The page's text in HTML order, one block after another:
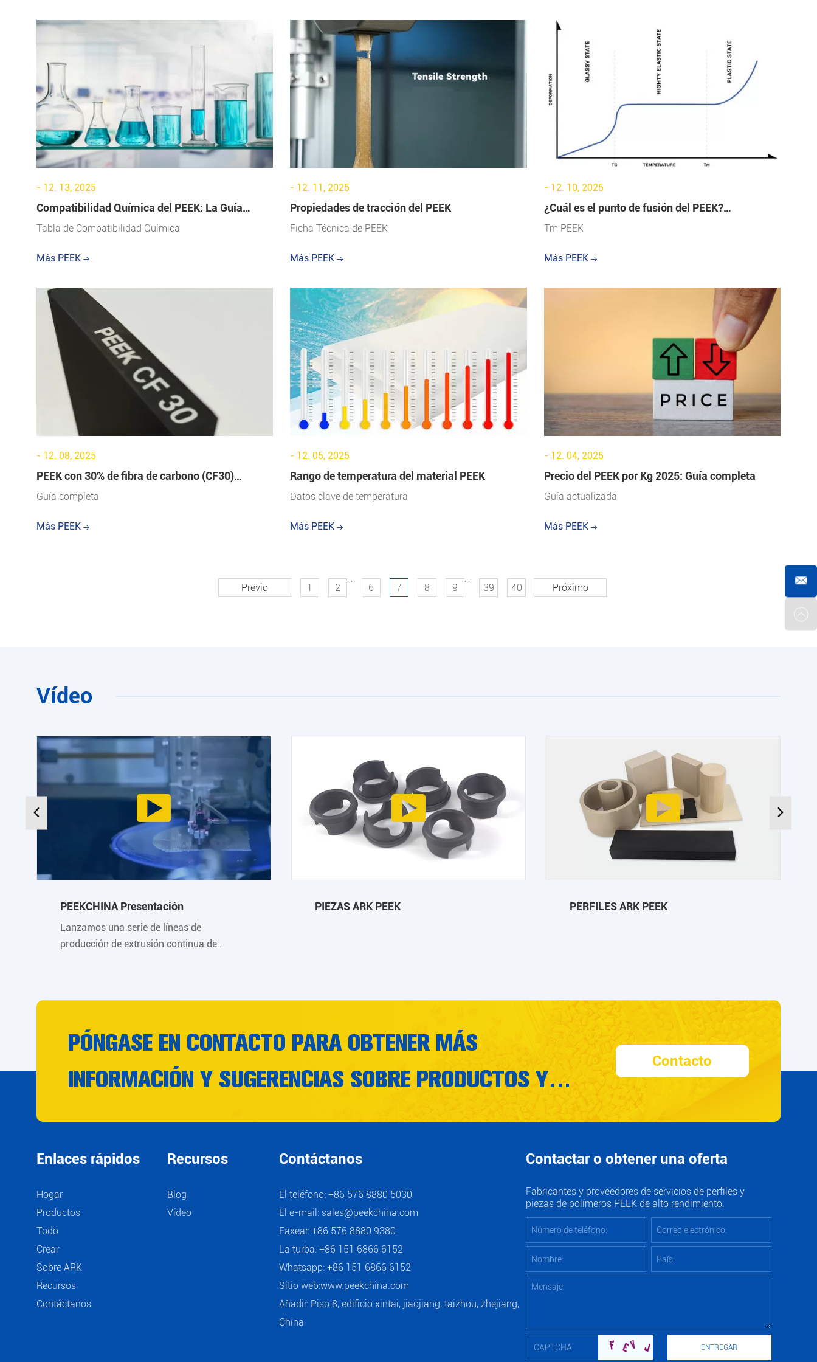
- 12. 13, 2025
Compatibilidad Química del PEEK: La Guía
Completa para Ingenieros
Tabla de Compatibilidad Química
Más PEEK
- 12. 11, 2025
Propiedades de tracción del PEEK
Ficha Técnica de PEEK
Más PEEK
- 12. 10, 2025
¿Cuál es el punto de fusión del PEEK?
Explicación detallada
Tm PEEK
Más PEEK
- 12. 08, 2025
PEEK con 30% de fibra de carbono (CF30)
explicado para ingenieros
Guía completa
Más PEEK
- 12. 05, 2025
Rango de temperatura del material PEEK
Datos clave de temperatura
Más PEEK
- 12. 04, 2025
Precio del PEEK por Kg 2025: Guía completa
Guía actualizada
Más PEEK
Previo 1 2
...
6 7 8 9
...
39 40 Próximo
Vídeo
PEEKCHINA Presentación
Lanzamos una serie de líneas de
producción de extrusión continua de
PIEZAS ARK PEEK PERFILES ARK PEEK
PÓNGASE EN CONTACTO PARA OBTENER MÁS
INFORMACIÓN Y SUGERENCIAS SOBRE PRODUCTOS Y
SERVICIOS PEEK
Contacto
Enlaces rápidos
Hogar
Productos
Todo
Crear
Sobre ARK
Recursos
Contáctanos
Recursos
Blog
Vídeo
Contáctanos
El teléfono: +86 576 8880 5030
El e-mail: sales@peekchina.com
Faxear: +86 576 8880 9380
La turba: +86 151 6866 6152
Whatsapp:+86 151 6866 6152
Sitio web:www.peekchina.com
Añadir: Piso 8, edificio xintai, jiaojiang, taizhou, zhejiang,
China
Contactar o obtener una oferta
Fabricantes y proveedores de servicios de perfiles y
piezas de polímeros PEEK de alto rendimiento.